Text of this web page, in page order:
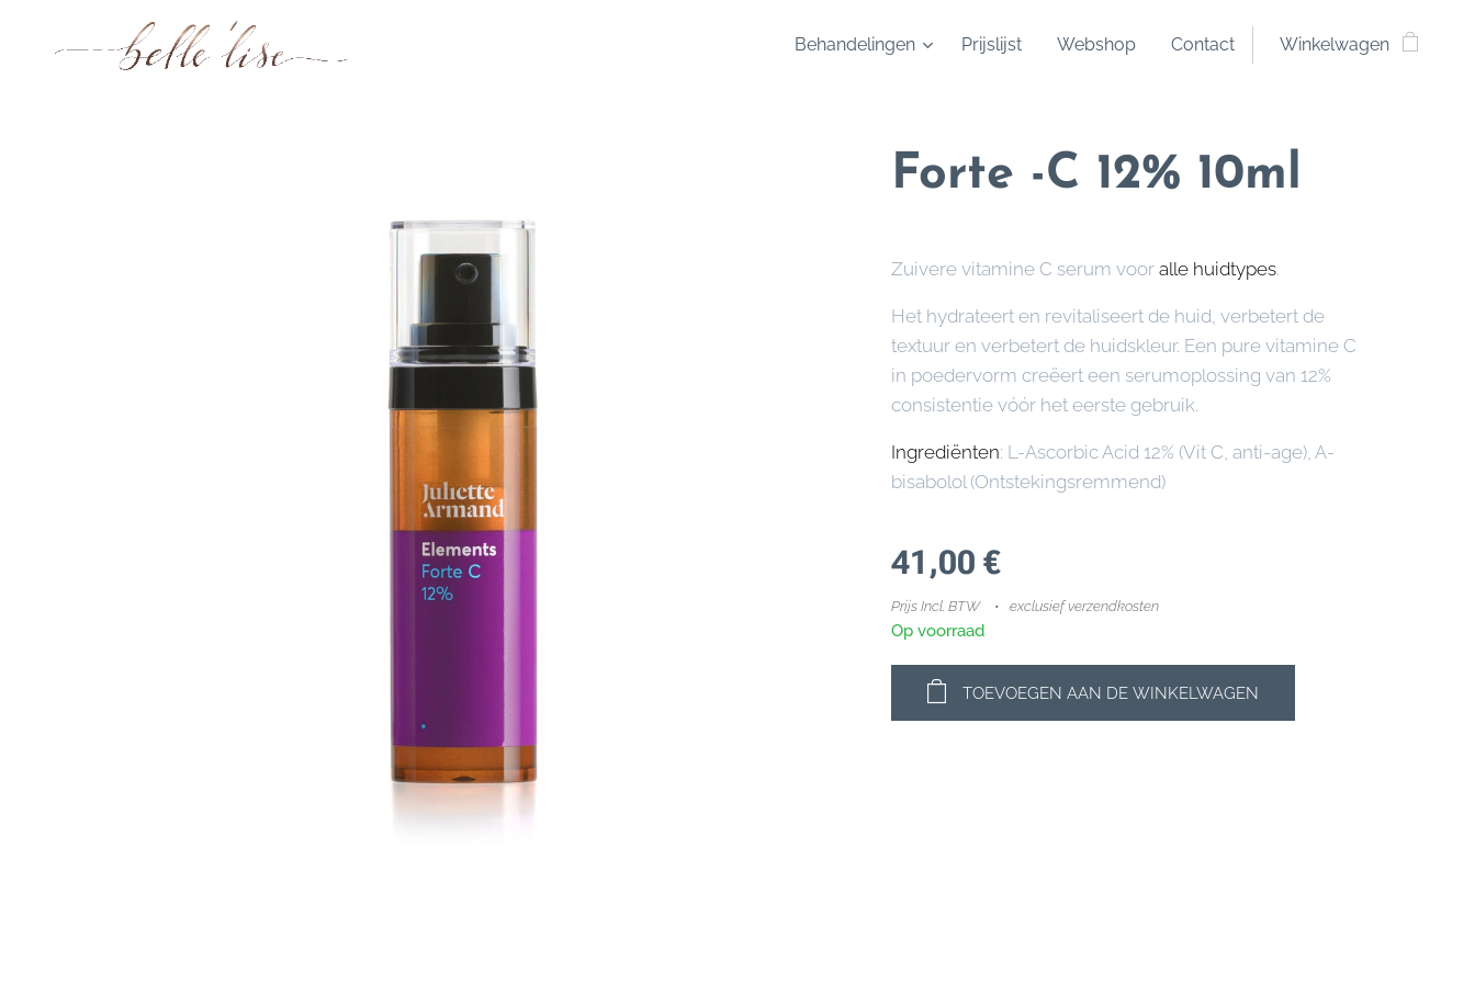
Behandelingen Prijslijst Webshop Contact Winkelwagen
Forte -C 12% 10ml
Zuivere vitamine C serum voor alle huidtypes.
Het hydrateert en revitaliseert de huid, verbetert de
textuur en verbetert de huidskleur. Een pure vitamine C
in poedervorm creëert een serumoplossing van 12%
consistentie vóór het eerste gebruik.
Ingrediënten: L-Ascorbic Acid 12% (Vit C, anti-age), A-
bisabolol (Ontstekingsremmend)
41,00 €
Prijs Incl. BTW exclusief verzendkosten
Op voorraad
TOEVOEGEN AAN DE WINKELWAGEN